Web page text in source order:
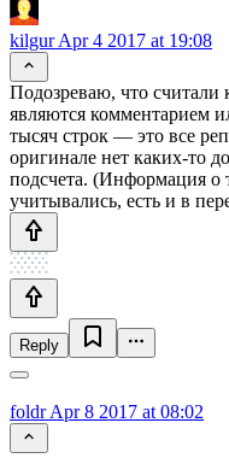
kilgurApr 4 2017 at 19:08
Подозреваю, что считали
являются комментарием
тысяч строк — это все
оригинале нет каких-то
подсчета. (Информация о
учитывались, есть и в
Reply
foldrApr 8 2017 at 08:02